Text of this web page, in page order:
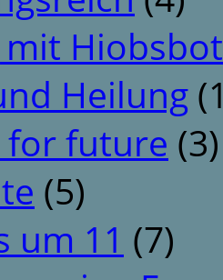
mit
Heilung
for future (3)
(5)
um 11 (7)